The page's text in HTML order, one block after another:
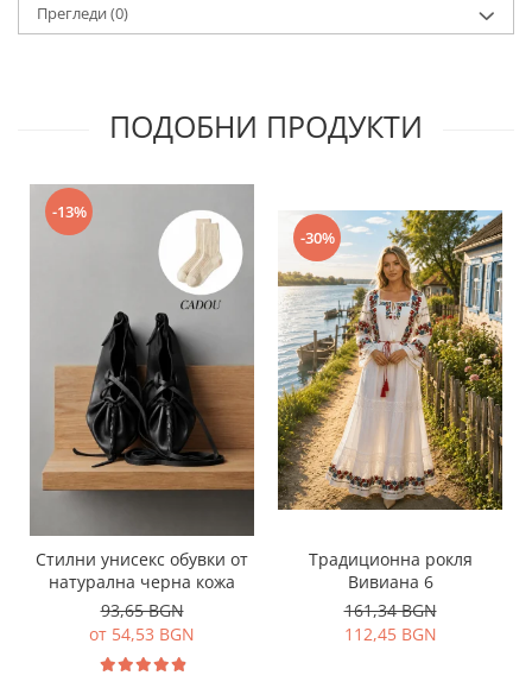
Прегледи (0)
ПОДОБНИ ПРОДУКТИ
-13%
Стилни унисекс обувки от
натурална черна кожа
93,65 BGN
от 54,53 BGN
-30%
Традиционна рокля
Вивиана 6
161,34 BGN
112,45 BGN